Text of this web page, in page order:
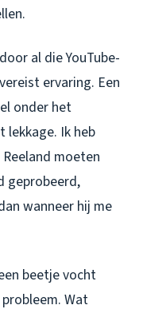
al die YouTube-
ervaring. Een
onder het
Ik heb
moeten
geprobeerd,
wanneer hij me
beetje vocht
Wat